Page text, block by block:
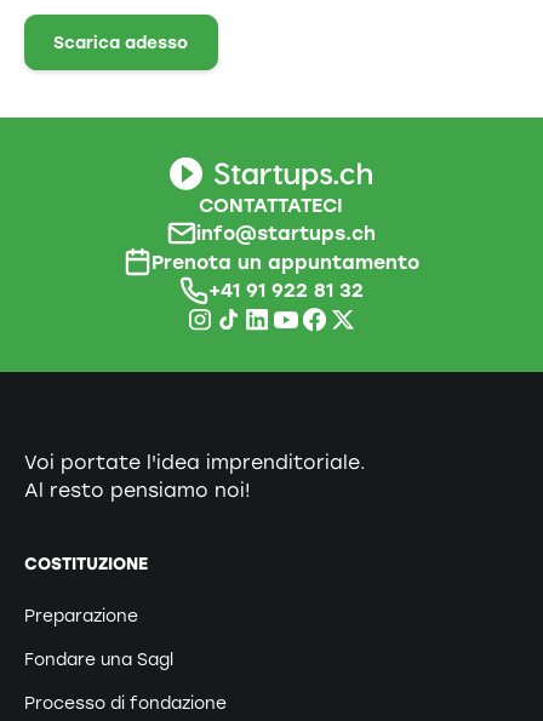
Scarica adesso
CONTATTATECI
info@startups.ch
Prenota un appuntamento
+41 91 922 81 32
Voi portate l'idea imprenditoriale.
Al resto pensiamo noi!
COSTITUZIONE
Preparazione
Fondare una Sagl
Processo di fondazione